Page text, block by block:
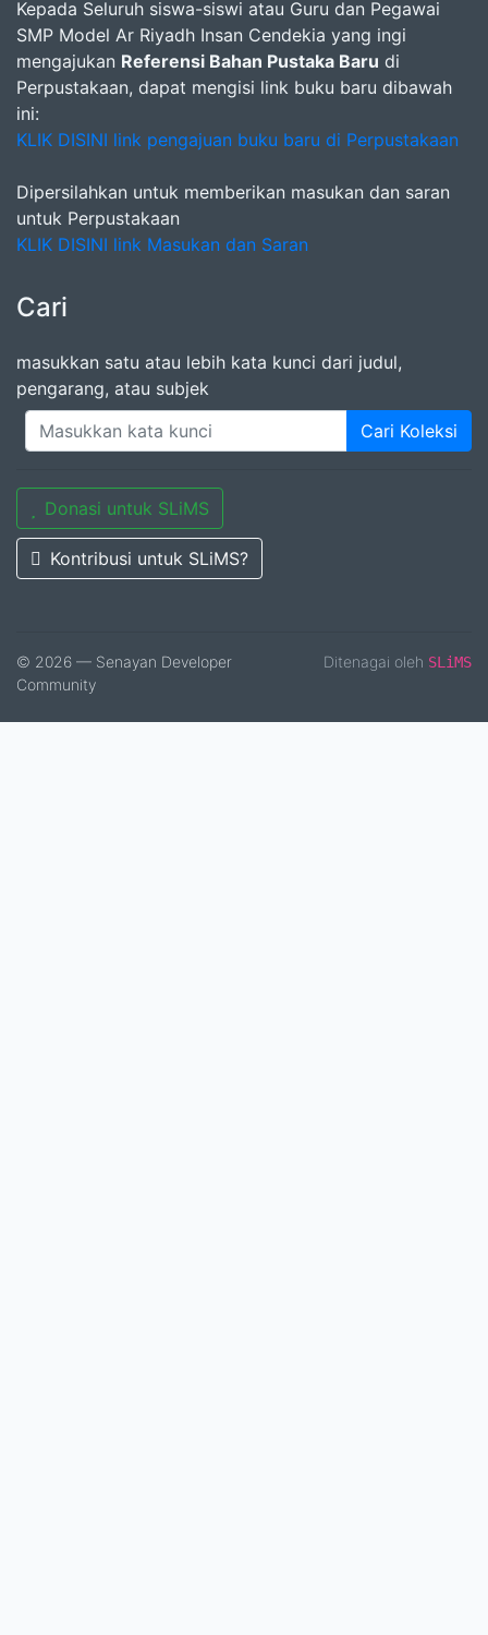
Kepada Seluruh siswa-siswi atau Guru dan Pegawai
SMP Model Ar Riyadh Insan Cendekia yang ingi
mengajukan Referensi Bahan Pustaka Baru di
Perpustakaan, dapat mengisi link buku baru dibawah
ini:
KLIK DISINI link pengajuan buku baru di Perpustakaan
Dipersilahkan untuk memberikan masukan dan saran
untuk Perpustakaan
KLIK DISINI link Masukan dan Saran
Cari
masukkan satu atau lebih kata kunci dari judul,
pengarang, atau subjek
Cari Koleksi
Donasi untuk SLiMS
Kontribusi untuk SLiMS?
© 2026 — Senayan Developer
Community
Ditenagai oleh SLiMS